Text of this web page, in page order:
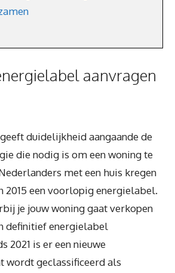
aanvragen
duidelijkheid aangaande de
die nodig is om een woning te
met een huis kregen
2015 een voorlopig energielabel.
je jouw woning gaat verkopen
definitief energielabel
2021 is er een nieuwe
wordt geclassificeerd als